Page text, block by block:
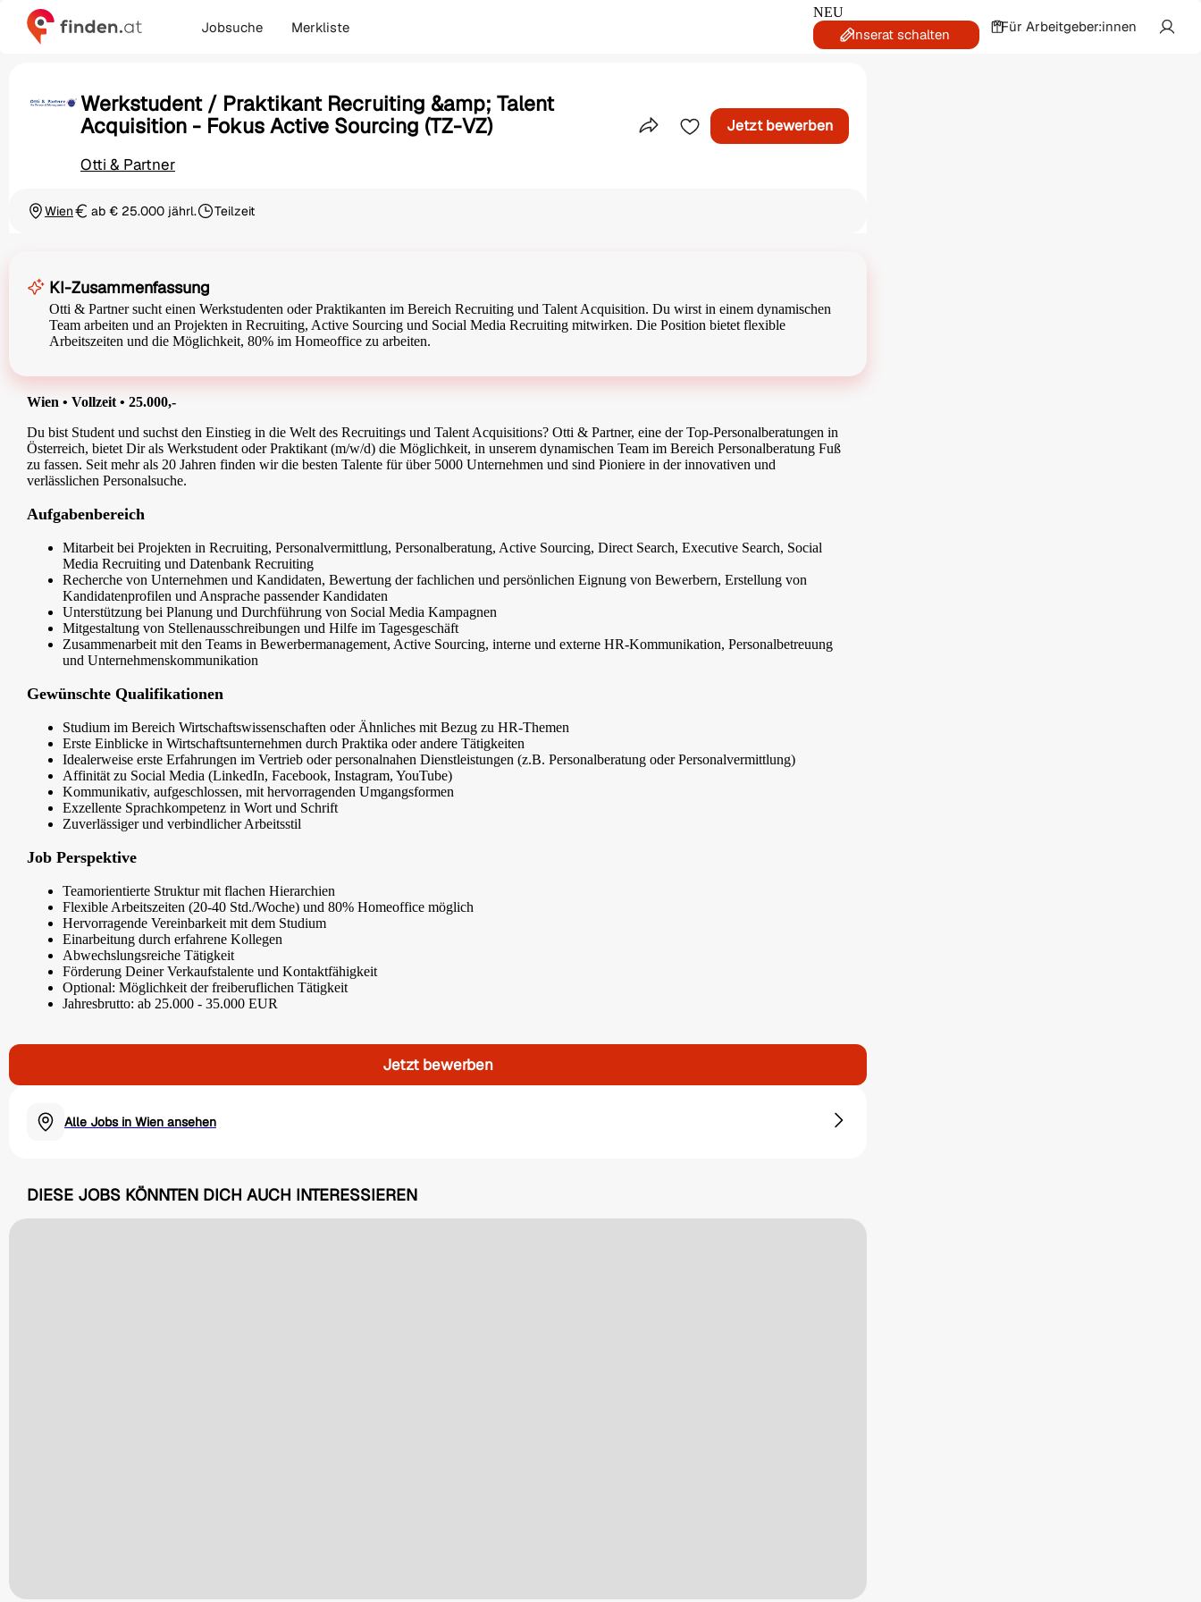
Jobsuche Merkliste
NEU
Inserat schalten Für Arbeitgeber:innen
Werkstudent / Praktikant Recruiting &amp; Talent
Acquisition - Fokus Active Sourcing (TZ-VZ)
Otti & Partner
Teile dieses Inserat
Jetzt bewerben
Ortschaft
WienGehaltab € 25.000 jährl.Beschäftigungsart
Teilzeit
KI-Zusammenfassung
Otti & Partner sucht einen Werkstudenten oder Praktikanten im Bereich Recruiting und Talent Acquisition. Du wirst in einem dynamischen
Team arbeiten und an Projekten in Recruiting, Active Sourcing und Social Media Recruiting mitwirken. Die Position bietet flexible
Arbeitszeiten und die Möglichkeit, 80% im Homeoffice zu arbeiten.
Wien • Vollzeit • 25.000,-
Du bist Student und suchst den Einstieg in die Welt des Recruitings und Talent Acquisitions? Otti & Partner, eine der Top-Personalberatungen in
Österreich, bietet Dir als Werkstudent oder Praktikant (m/w/d) die Möglichkeit, in unserem dynamischen Team im Bereich Personalberatung Fuß
zu fassen. Seit mehr als 20 Jahren finden wir die besten Talente für über 5000 Unternehmen und sind Pioniere in der innovativen und
verlässlichen Personalsuche.
Aufgabenbereich
Mitarbeit bei Projekten in Recruiting, Personalvermittlung, Personalberatung, Active Sourcing, Direct Search, Executive Search, Social
Media Recruiting und Datenbank Recruiting
Recherche von Unternehmen und Kandidaten, Bewertung der fachlichen und persönlichen Eignung von Bewerbern, Erstellung von
Kandidatenprofilen und Ansprache passender Kandidaten
Unterstützung bei Planung und Durchführung von Social Media Kampagnen
Mitgestaltung von Stellenausschreibungen und Hilfe im Tagesgeschäft
Zusammenarbeit mit den Teams in Bewerbermanagement, Active Sourcing, interne und externe HR-Kommunikation, Personalbetreuung
und Unternehmenskommunikation
Gewünschte Qualifikationen
Studium im Bereich Wirtschaftswissenschaften oder Ähnliches mit Bezug zu HR-Themen
Erste Einblicke in Wirtschaftsunternehmen durch Praktika oder andere Tätigkeiten
Idealerweise erste Erfahrungen im Vertrieb oder personalnahen Dienstleistungen (z.B. Personalberatung oder Personalvermittlung)
Affinität zu Social Media (LinkedIn, Facebook, Instagram, YouTube)
Kommunikativ, aufgeschlossen, mit hervorragenden Umgangsformen
Exzellente Sprachkompetenz in Wort und Schrift
Zuverlässiger und verbindlicher Arbeitsstil
Job Perspektive
Teamorientierte Struktur mit flachen Hierarchien
Flexible Arbeitszeiten (20-40 Std./Woche) und 80% Homeoffice möglich
Hervorragende Vereinbarkeit mit dem Studium
Einarbeitung durch erfahrene Kollegen
Abwechslungsreiche Tätigkeit
Förderung Deiner Verkaufstalente und Kontaktfähigkeit
Optional: Möglichkeit der freiberuflichen Tätigkeit
Jahresbrutto: ab 25.000 - 35.000 EUR
Jetzt bewerben
Alle Jobs in Wien ansehen
DIESE JOBS KÖNNTEN DICH AUCH INTERESSIEREN